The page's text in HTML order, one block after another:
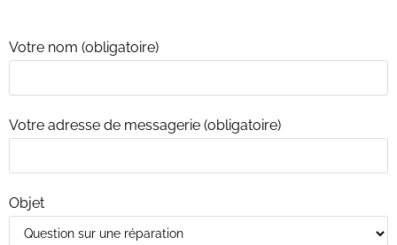
Votre nom (obligatoire)
Votre adresse de messagerie (obligatoire)
Objet